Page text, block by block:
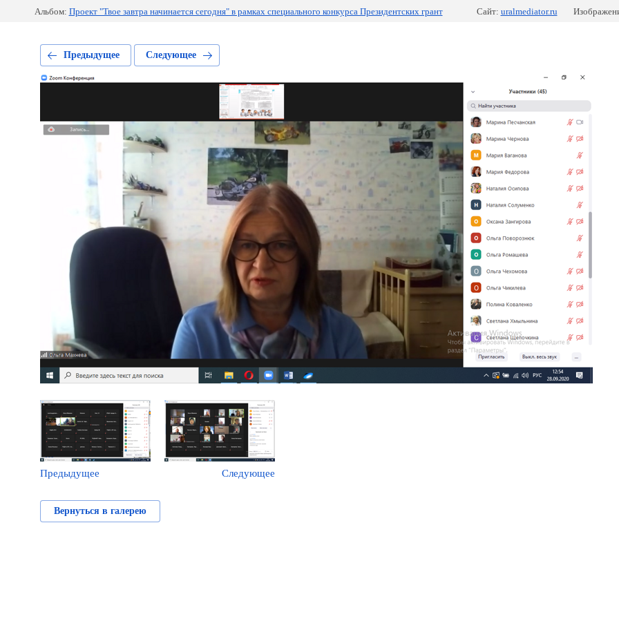
Альбом: Проект "Твое завтра начинается сегодня" в рамках специального конкурса Президентских грант Сайт: uralmediator.ru
Предыдущее Следующее
Предыдущее Следующее
Вернуться в галерею